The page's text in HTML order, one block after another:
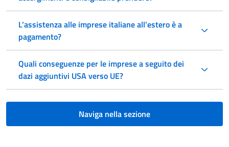
L’assistenza alle imprese italiane all’estero è a
pagamento?
Quali conseguenze per le imprese a seguito dei
dazi aggiuntivi USA verso UE?
Naviga nella sezione